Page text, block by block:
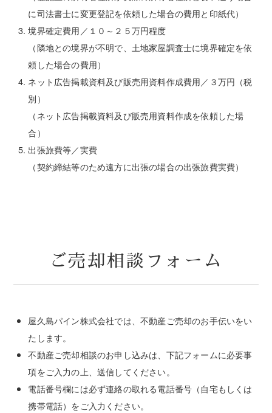
に司法書士に変更登記を依頼した場合の費用と印紙代）
境界確定費用／１０～２５万円程度
（隣地との境界が不明で、土地家屋調査士に境界確定を依
頼した場合の費用）
ネット広告掲載資料及び販売用資料作成費用／３万円（税
別）
（ネット広告掲載資料及び販売用資料作成を依頼した場
合）
出張旅費等／実費
（契約締結等のため遠方に出張の場合の出張旅費実費）
ご売却相談フォーム
屋久島パイン株式会社では、不動産ご売却のお手伝いをい
たします。
不動産ご売却相談のお申し込みは、下記フォームに必要事
項をご入力の上、送信してください。
電話番号欄には必ず連絡の取れる電話番号（自宅もしくは
携帯電話）をご入力ください。